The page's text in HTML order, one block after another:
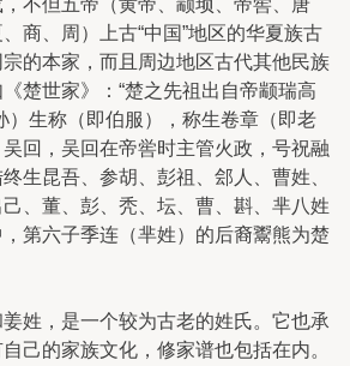
商、周）上古“中国”地区的华夏族古
的本家，而且周边地区古代其他民族
楚世家》：“楚之先祖出自帝颛瑞高
）生称（即伯服），称生卷章（即老
回，吴回在帝喾时主管火政，号祝融
生昆吾、参胡、彭祖、郐人、曹姓、
、董、彭、秃、坛、曹、斟、芈八姓
，第六子季连（芈姓）的后裔鬻熊为楚
，是一个较为古老的姓氏。它也承
己的家族文化，修家谱也包括在内。